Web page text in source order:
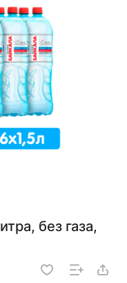
без газа,